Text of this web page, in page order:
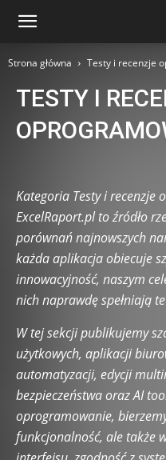
Strona główna Testy i recenzje
TESTY I
Automatyzacja w domu (Smart
Big Data i analizy danych
Chmura obliczeniowa
Cloud
Cyberatak i ochrona danych
Cyberhigiena
Cyberpsychologia
Edukacja technologiczna
Game Development
Green IT
Hardware i akcesoria komputerowe
Hardware retro i klasyczne
Historia technologii
Hosting i
Innowacje i trendy przyszłości
Kariera i rozwój w branży IT
Kategoria Testy i
ExcelRaport.pl to źródło
porównań najnowszych
każda aplikacja obiecuje
innowacyjność, naszym
nich naprawdę spełniają
W tej sekcji publikujemy
użytkowych, aplikacji
automatyzacji, edycji
bezpieczeństwa oraz AI
oprogramowanie,
funkcjonalność, ale także